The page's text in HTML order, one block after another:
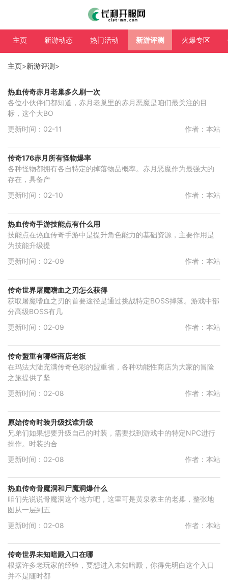
主页 新游动态 热门活动 新游评测 火爆专区
主页>新游评测>
热血传奇赤月老巢多久刷一次
各位小伙伴们都知道，赤月老巢里的赤月恶魔是咱们最关注的目
标，这个大BO
更新时间：02-11
作者：本站
传奇176赤月所有怪物爆率
各种怪物都拥有各自特定的掉落物品概率。赤月恶魔作为最强大的
存在，具备产
更新时间：02-10
作者：本站
热血传奇手游技能点有什么用
技能点在热血传奇手游中是提升角色能力的基础资源，主要作用是
为技能升级提
更新时间：02-09
作者：本站
传奇世界屠魔嗜血之刃怎么获得
获取屠魔嗜血之刃的首要途径是通过挑战特定BOSS掉落。游戏中部
分高级BOSS有几
更新时间：02-09
作者：本站
传奇盟重有哪些商店老板
在玛法大陆充满传奇色彩的盟重省，各种功能性商店为大家的冒险
之旅提供了坚
更新时间：02-08
作者：本站
原始传奇时装升级找谁升级
兄弟们如果想要升级自己的时装，需要找到游戏中的特定NPC进行
操作。时装的合
更新时间：02-08
作者：本站
热血传奇骨魔洞和尸魔洞爆什么
咱们先说说骨魔洞这个地方吧，这里可是黄泉教主的老巢，整张地
图从一层到五
更新时间：02-08
作者：本站
传奇世界未知暗殿入口在哪
根据许多老玩家的经验，要想进入未知暗殿，你得先明白这个入口
并不是随时都